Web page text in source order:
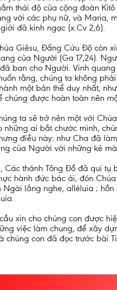
thái độ của cộng đoàn
với các phụ nữ, và Maria,
đã kinh ngạc (x.Cv 2,6).
Giêsu, Đấng Cứu Độ còn
của Người (Ga 17,24).
ban cho Người. Vinh
rằng, chúng ta không
một bản thể duy nhất,
được hoàn toàn nên
ta sẽ trở nên một với
những ai bắt chước mình,
điều này: như Cha đã
của Người với những kẻ
Các thánh Tông Đồ đã qui
hành đức bác ái, đón
Ngài lắng nghe, alléluia ;
xin cho chúng con được
việc làm chung, để xây
chúng con đã đọc trước bài